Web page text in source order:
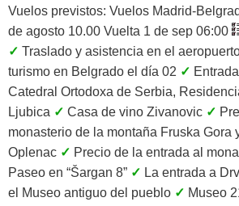
Vuelos previstos: Vuelos Madrid-
de agosto 10.00 Vuelta 1 de sep 06:00
✓ Traslado y asistencia en el
turismo en Belgrado el día 02 ✓
Catedral Ortodoxa de Serbia,
Ljubica ✓ Casa de vino Zivanovic ✓
monasterio de la montaña Fruska Gora
Oplenac ✓ Precio de la entrada al
Paseo en “Šargan 8” ✓ La entrada a
el Museo antiguo del pueblo ✓ Museo